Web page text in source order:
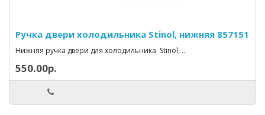
Ручка двери холодильника Stinol, нижняя 857151
Нижняя ручка двери для холодильника Stinol, ..
550.00р.